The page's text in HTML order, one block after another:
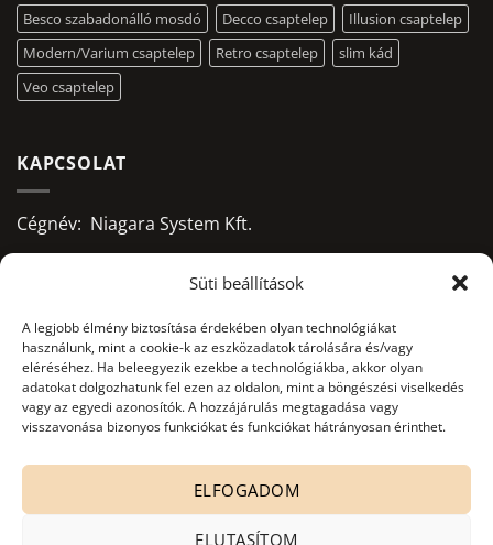
Süti beállítások
A legjobb élmény biztosítása érdekében olyan technológiákat
használunk, mint a cookie-k az eszközadatok tárolására és/vagy
eléréséhez. Ha beleegyezik ezekbe a technológiákba, akkor olyan
adatokat dolgozhatunk fel ezen az oldalon, mint a böngészési viselkedés
vagy az egyedi azonosítók. A hozzájárulás megtagadása vagy
visszavonása bizonyos funkciókat és funkciókat hátrányosan érinthet.
ELFOGADOM
ELUTASÍTOM
Besco szabadonálló mosdó
Decco csaptelep
Illusion csaptelep
Modern/Varium csaptelep
Retro csaptelep
slim kád
Veo csaptelep
KAPCSOLAT
Cégnév: Niagara System Kft.
Adószám: 13156668-2-09
Bankszámlaszám:
10403428-50526956-71541002
Adatkezelés nyilvántartási száma:
NAIH-82806/2015.
office@niagarasystem.hu
+36 52 535 712